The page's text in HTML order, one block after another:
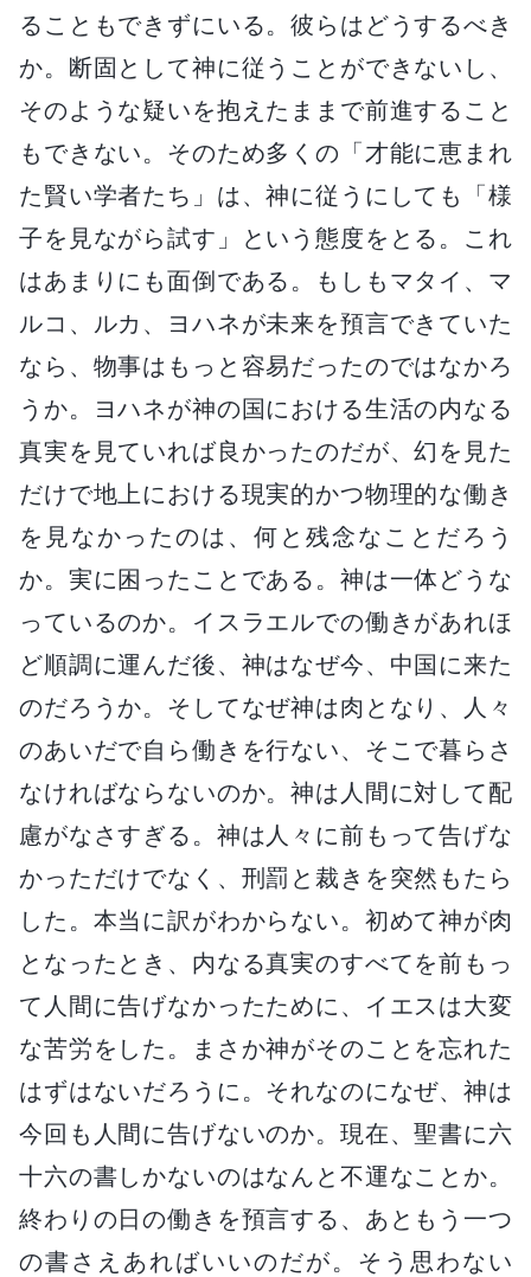
ることもできずにいる。彼らはどうするべき
か。断固として神に従うことができないし、
そのような疑いを抱えたままで前進すること
もできない。そのため多くの「才能に恵まれ
た賢い学者たち」は、神に従うにしても「様
子を見ながら試す」という態度をとる。これ
はあまりにも面倒である。もしもマタイ、マ
ルコ、ルカ、ヨハネが未来を預言できていた
なら、物事はもっと容易だったのではなかろ
うか。ヨハネが神の国における生活の内なる
真実を見ていれば良かったのだが、幻を見た
だけで地上における現実的かつ物理的な働き
を見なかったのは、何と残念なことだろう
か。実に困ったことである。神は一体どうな
っているのか。イスラエルでの働きがあれほ
ど順調に運んだ後、神はなぜ今、中国に来た
のだろうか。そしてなぜ神は肉となり、人々
のあいだで自ら働きを行ない、そこで暮らさ
なければならないのか。神は人間に対して配
慮がなさすぎる。神は人々に前もって告げな
かっただけでなく、刑罰と裁きを突然もたら
した。本当に訳がわからない。初めて神が肉
となったとき、内なる真実のすべてを前もっ
て人間に告げなかったために、イエスは大変
な苦労をした。まさか神がそのことを忘れた
はずはないだろうに。それなのになぜ、神は
今回も人間に告げないのか。現在、聖書に六
十六の書しかないのはなんと不運なことか。
終わりの日の働きを預言する、あともう一つ
の書さえあればいいのだが。そう思わない